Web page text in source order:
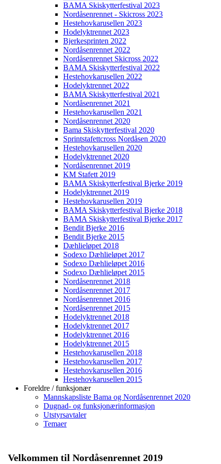
BAMA Skiskytterfestival 2023
Nordåsenrennet - Skicross 2023
Hestehovkarusellen 2023
Hodelyktrennet 2023
Bjerkesprinten 2022
Nordåsenrennet 2022
Nordåsenrennet Skicross 2022
BAMA Skiskytterfestival 2022
Hestehovkarusellen 2022
Hodelyktrennet 2022
BAMA Skiskytterfestival 2021
Nordåsenrennet 2021
Hestehovkarusellen 2021
Nordåsenrennet 2020
Bama Skiskytterfestival 2020
Sprintstafettcross Nordåsen 2020
Hestehovkarusellen 2020
Hodelyktrennet 2020
Nordåsenrennet 2019
KM Stafett 2019
BAMA Skiskytterfestival Bjerke 2019
Hodelyktrennet 2019
Hestehovkarusellen 2019
BAMA Skiskytterfestival Bjerke 2018
BAMA Skiskytterfestival Bjerke 2017
Bendit Bjerke 2016
Bendit Bjerke 2015
Dæhlieløpet 2018
Sodexo Dæhlieløpet 2017
Sodexo Dæhlieløpet 2016
Sodexo Dæhlieløpet 2015
Nordåsenrennet 2018
Nordåsenrennet 2017
Nordåsenrennet 2016
Nordåsenrennet 2015
Hodelyktrennet 2018
Hodelyktrennet 2017
Hodelyktrennet 2016
Hodelyktrennet 2015
Hestehovkarusellen 2018
Hestehovkarusellen 2017
Hestehovkarusellen 2016
Hestehovkarusellen 2015
Foreldre / funksjonær
Mannskapsliste Bama og Nordåsenrennet 2020
Dugnad- og funksjonærinformasjon
Utstyrsavtaler
Temaer
Velkommen til Nordåsenrennet 2019